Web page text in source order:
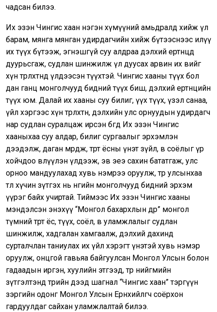
чадсан билээ.
Их эзэн Чингис хаан нэгэн хүмүүний амьдралд хийж үл
барам, мянга мянган удирдагчийн хийж бүтээснээс илүү
их түүх бүтээж, эгнэшгүй суу алдраа дэлхий ертөнцөд
дуурьсгаж, судлан шинжилж үл дуусах арвин их өвийг
хүн төрөлхтөнд үлдээсэн түүхтэй. Чингис хааны түүх бол
дан ганц монголчууд бидний түүх биш, дэлхий ертөнцийн
түүх юм. Далай их хааны суу билиг, үүх түүх, үзэл санаа,
үйл хэргээс хүн төрөлхтөн, дэлхийн улс орнуудын удирдагч
нар судлан суралцаж ирсэн бөгөөд Их эзэн Чингис
хааныхаа суу алдар, билиг сургаалыг эрхэмлэн
дээдэлж, даган мөрдөж, төрт ёсны үнэт зүйл, өв соёлыг үр
хойчдоо өвлүүлэн үлдээж, эв эеэ сахин бататгаж, улс
орноо мандуулахад хувь нэмрээ оруулж, төр улсынхаа
төлөө хүчин зүтгэх нь өнөөгийн монголчууд бидний эрхэм
үүрэг байх учиртай. Тиймээс Их эзэн Чингис хааны
мэндэлсэн энэхүү “Монгол бахархлын өдөр” монгол
түмний төрт ёс, түүх, соёл, өв уламжлалыг судлан
шинжилж, хадгалан хамгаалж, дэлхий дахинд
сурталчлан таниулах их үйл хэрэгт үнэтэй хувь нэмэр
оруулж, онцгой гавьяа байгуулсан Монгол Улсын болон
гадаадын иргэн, хуулийн этгээд, төр нийгмийн
зүтгэлтэнд төрийн дээд шагнал “Чингис хаан” тэргүүн
зэргийн одонг Монгол Улсын Ерөнхийлөгч соёрхон
гардуулдаг сайхан уламжлалтай билээ.